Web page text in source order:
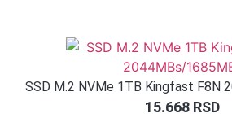
SSD M.2 NVMe 1TB Kingfast F8N
15.668 RSD